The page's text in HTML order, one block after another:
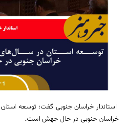
استاندار خراسان جنوبی گفت: توسعه
خراسان جنوبی در حال جهش است.